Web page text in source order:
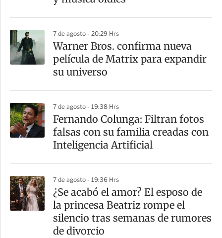
7 de agosto - 20:29 Hrs
Warner Bros. confirma nueva
película de Matrix para expandir
su universo
7 de agosto - 19:38 Hrs
Fernando Colunga: Filtran fotos
falsas con su familia creadas con
Inteligencia Artificial
7 de agosto - 19:36 Hrs
¿Se acabó el amor? El esposo de
la princesa Beatriz rompe el
silencio tras semanas de rumores
de divorcio